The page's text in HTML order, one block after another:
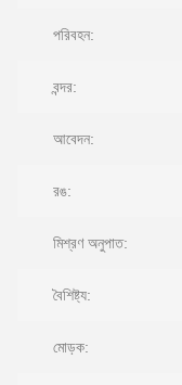
পরিবহন:
বন্দর:
আবেদন:
রঙ:
মিশ্রণ অনুপাত:
বৈশিষ্ট্য:
মোড়ক: